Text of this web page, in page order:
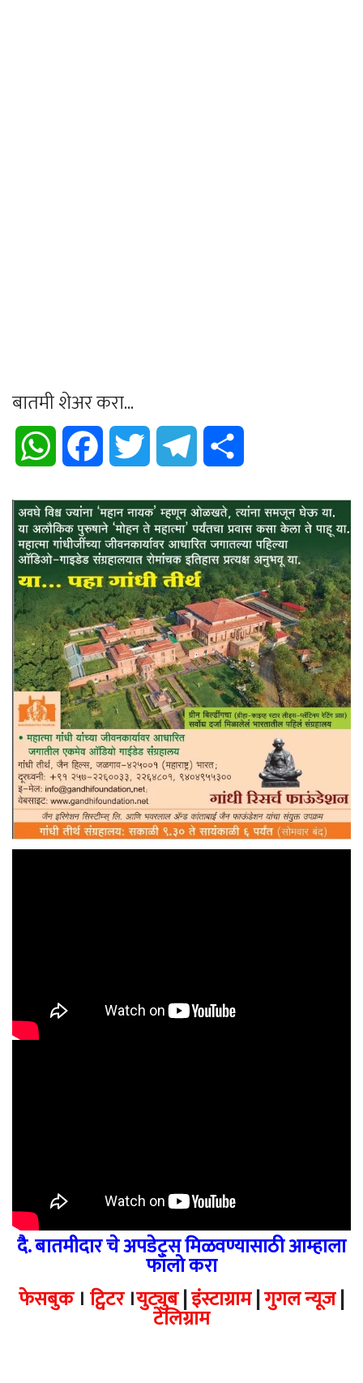
बातमी शेअर करा...
WhatsApp Facebook Twitter Telegram
दै. बातमीदार चे अपडेट्स मिळवण्यासाठी आम्हाला
फॉलो करा
फेसबुक। ट्विटर।युट्युब|इंस्टाग्राम|गुगल न्यूज|
टेलिग्राम